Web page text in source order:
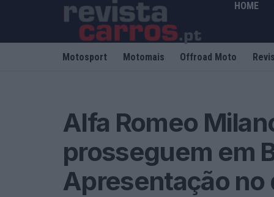
HOME
Motosport Motomais Offroad Moto
Alfa Romeo
prosseguem em
Apresentação no